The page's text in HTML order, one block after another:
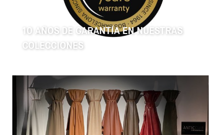
10 AÑOS DE GARANTÍA EN NUESTRAS
COLECCIONES